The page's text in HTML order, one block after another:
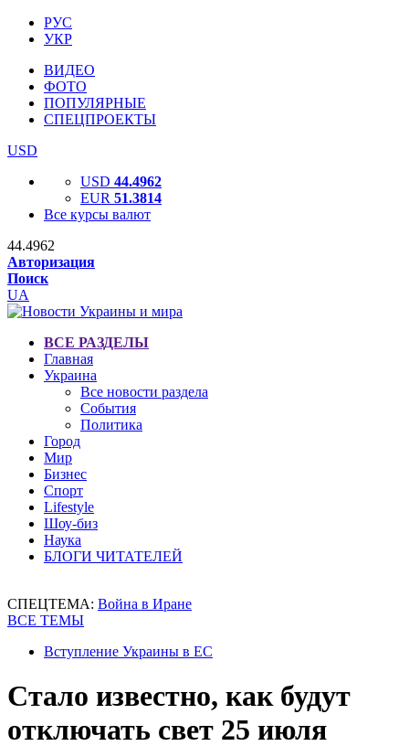
РУС
УКР
ВИДЕО
ФОТО
ПОПУЛЯРНЫЕ
СПЕЦПРОЕКТЫ
USD
USD 44.4962
EUR 51.3814
Все курсы валют
44.4962
Авторизация
Поиск
UA
ВСЕ РАЗДЕЛЫ
Главная
Украина
Все новости раздела
События
Политика
Город
Мир
Бизнес
Спорт
Lifestyle
Шоу-биз
Наука
БЛОГИ ЧИТАТЕЛЕЙ
СПЕЦТЕМА: Война в Иране
ВСЕ ТЕМЫ
Вступление Украины в ЕС
Стало известно, как будут
отключать свет 25 июля